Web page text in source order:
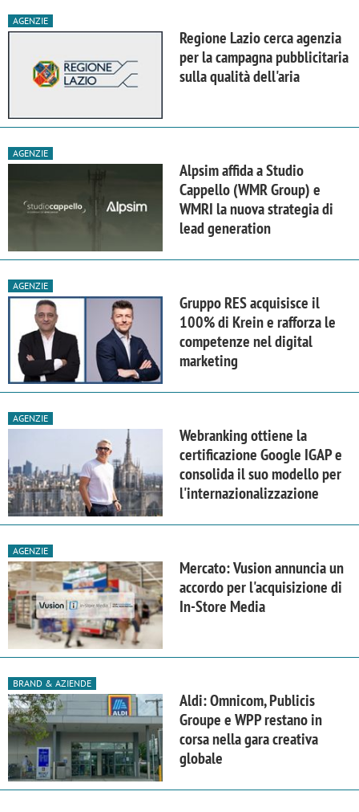
AGENZIE
Regione Lazio cerca agenzia
per la campagna pubblicitaria
sulla qualità dell'aria
AGENZIE
Alpsim affida a Studio
Cappello (WMR Group) e
WMRI la nuova strategia di
lead generation
AGENZIE
Gruppo RES acquisisce il
100% di Krein e rafforza le
competenze nel digital
marketing
AGENZIE
Webranking ottiene la
certificazione Google IGAP e
consolida il suo modello per
l'internazionalizzazione
AGENZIE
Mercato: Vusion annuncia un
accordo per l'acquisizione di
In-Store Media
BRAND & AZIENDE
Aldi: Omnicom, Publicis
Groupe e WPP restano in
corsa nella gara creativa
globale